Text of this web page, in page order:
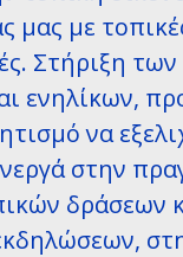
μας με
Στήριξη
ενηλίκων,
να
στην
δράσεων